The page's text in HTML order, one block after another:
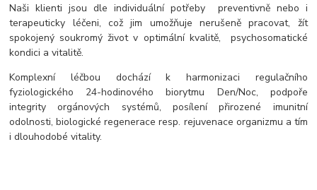
Naši klienti jsou dle individuální potřeby preventivně nebo i
terapeuticky léčeni, což jim umožňuje nerušeně pracovat, žít
spokojený soukromý život v optimální kvalitě, psychosomatické
kondici a vitalitě.
Komplexní léčbou dochází k harmonizaci regulačního
fyziologického 24-hodinového biorytmu Den/Noc, podpoře
integrity orgánových systémů, posílení přirozené imunitní
odolnosti, biologické regenerace resp. rejuvenace organizmu a tím
i dlouhodobé vitality.